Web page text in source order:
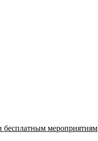
бесплатным мероприятиям